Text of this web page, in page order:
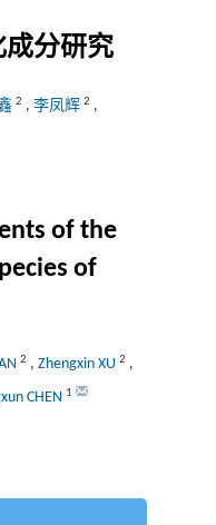
分研究
2 , 李凤辉 2 ,
of the
of
2 , Zhengxin XU 2 ,
CHEN 1